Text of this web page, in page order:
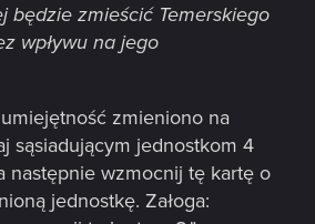
będzie zmieścić Temerskiego
wpływu na jego
zmieniono na
sąsiadującym jednostkom 4
następnie wzmocnij tę kartę o
jednostkę. Załoga: